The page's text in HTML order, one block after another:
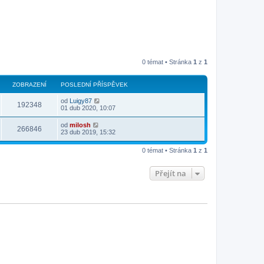
0 témat • Stránka 1 z 1
ZOBRAZENÍ POSLEDNÍ PŘÍSPĚVEK
192348 od Luigy87
01 dub 2020, 10:07
266846 od milosh
23 dub 2019, 15:32
0 témat • Stránka 1 z 1
Přejít na